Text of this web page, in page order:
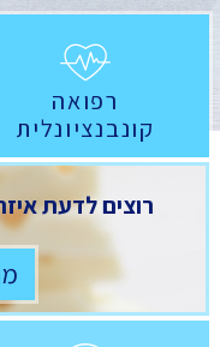
רפואה
קונבנציונלית
רוצים לדעת